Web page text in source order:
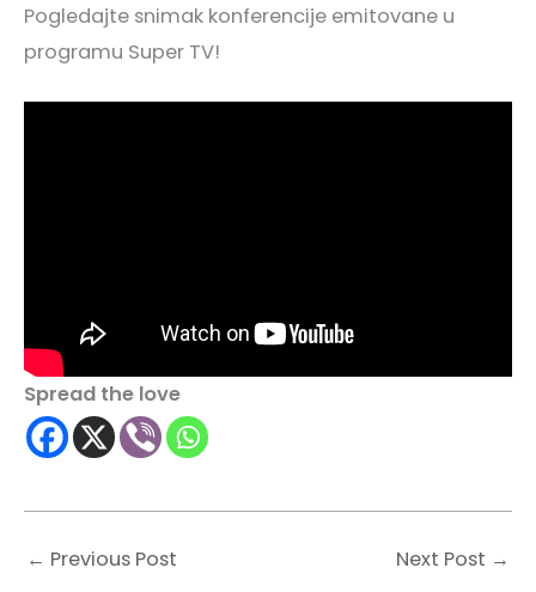
Pogledajte snimak konferencije emitovane u
programu Super TV!
Spread the love
← Previous Post Next Post →